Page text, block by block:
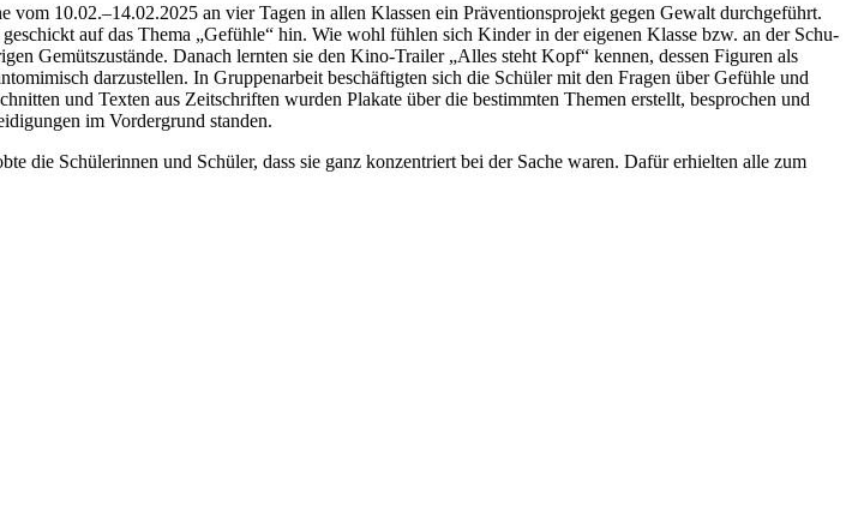
10.02.–14.02.2025 an vier Tagen in allen Klas­sen ein Prä­ven­ti­ons­pro­jekt gegen Gewalt durch­ge­führt.
auf das The­ma „Gefüh­le“ hin. Wie wohl füh­len sich Kin­der in der eige­nen Klas­se bzw. an der Schu­
Gemüts­zu­stän­de. Danach lern­ten sie den Kino-Trai­ler „Alles steht Kopf“ ken­nen, des­sen Figu­ren als
dar­zu­stel­len. In Grup­pen­ar­beit beschäf­tig­ten sich die Schü­ler mit den Fra­gen über Gefüh­le und
und Tex­ten aus Zeit­schrif­ten wur­den Pla­ka­te über die bestimm­ten The­men erstellt, bespro­chen und
im Vor­der­grund stan­den.
Schü­le­rin­nen und Schü­ler, dass sie ganz kon­zen­triert bei der Sache waren. Dafür erhiel­ten alle zum